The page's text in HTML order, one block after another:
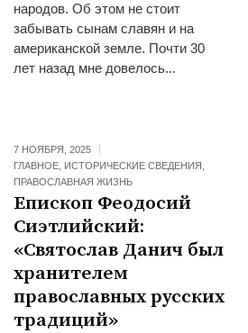
народов. Об этом не стоит
забывать сынам славян и на
американской земле. Почти 30
лет назад мне довелось...
7 НОЯБРЯ, 2025
ГЛАВНОЕ ИСТОРИЧЕСКИЕ СВЕДЕНИЯ
ПРАВОСЛАВНАЯ ЖИЗНЬ
Епископ Феодосий
Сиэтлийский:
«Святослав Данич был
хранителем
православных русских
традиций»